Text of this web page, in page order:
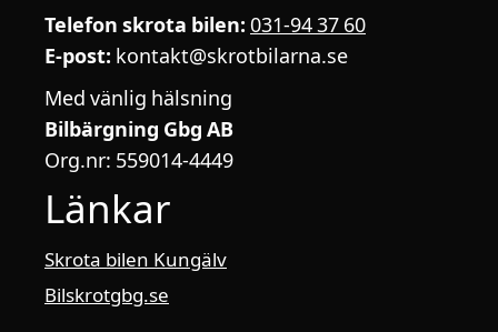
Telefon skrota bilen: 031-94 37 60
E-post: kontakt@skrotbilarna.se
Med vänlig hälsning
Bilbärgning Gbg AB
Org.nr: 559014-4449
Länkar
Skrota bilen Kungälv
Bilskrotgbg.se